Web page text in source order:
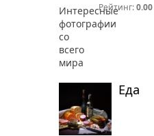
Интересные
фотографии
со
всего
мира
Рейтинг:0.00
Еда